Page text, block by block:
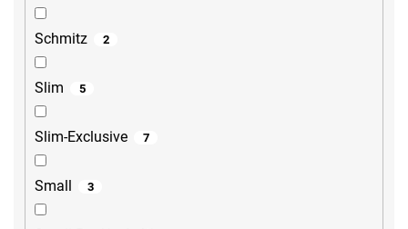
Schmitz 2
Slim 5
Slim-Exclusive 7
Small 3